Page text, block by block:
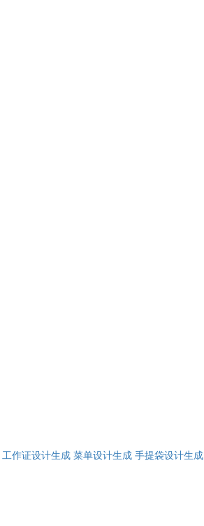
工作证设计生成 菜单设计生成 手提袋设计生成